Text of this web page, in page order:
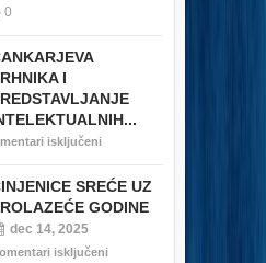
0
I
isključeni
SREĆE UZ
GODINE
dec 14, 2025
isključeni